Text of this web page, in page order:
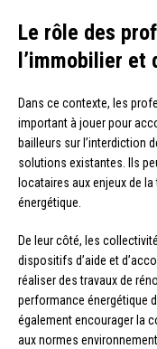
Le rôle des
l’immobilier
Dans ce contexte, les
important à jouer pour
bailleurs sur l’interdiction
solutions existantes. Ils
locataires aux enjeux de
énergétique.
De leur côté, les
dispositifs d’aide et
réaliser des travaux de
performance énergétique
également encourager la
aux normes